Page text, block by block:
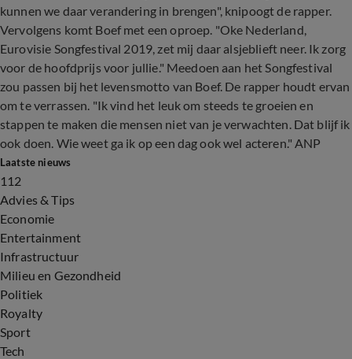
kunnen we daar verandering in brengen", knipoogt de rapper.
Vervolgens komt Boef met een oproep. "Oke Nederland,
Eurovisie Songfestival 2019, zet mij daar alsjeblieft neer. Ik zorg
voor de hoofdprijs voor jullie." Meedoen aan het Songfestival
zou passen bij het levensmotto van Boef. De rapper houdt ervan
om te verrassen. "Ik vind het leuk om steeds te groeien en
stappen te maken die mensen niet van je verwachten. Dat blijf ik
ook doen. Wie weet ga ik op een dag ook wel acteren." ANP
Laatste nieuws
112
Advies & Tips
Economie
Entertainment
Infrastructuur
Milieu en Gezondheid
Politiek
Royalty
Sport
Tech